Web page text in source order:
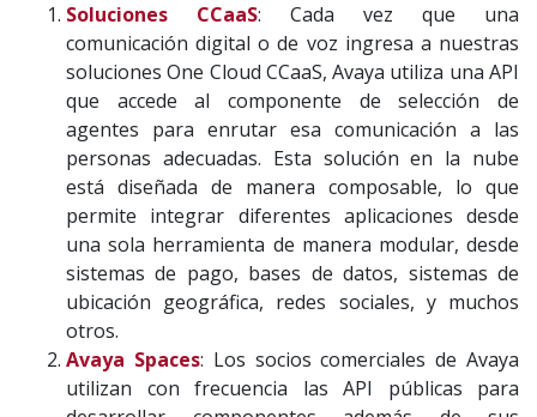
Soluciones CCaaS: Cada vez que una
comunicación digital o de voz ingresa a nuestras
soluciones One Cloud CCaaS, Avaya utiliza una API
que accede al componente de selección de
agentes para enrutar esa comunicación a las
personas adecuadas. Esta solución en la nube
está diseñada de manera composable, lo que
permite integrar diferentes aplicaciones desde
una sola herramienta de manera modular, desde
sistemas de pago, bases de datos, sistemas de
ubicación geográfica, redes sociales, y muchos
otros.
Avaya Spaces: Los socios comerciales de Avaya
utilizan con frecuencia las API públicas para